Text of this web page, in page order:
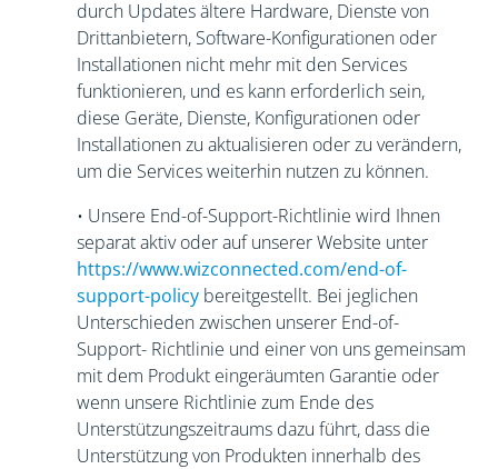
durch Updates ältere Hardware, Dienste von
Drittanbietern, Software-Konfigurationen oder
Installationen nicht mehr mit den Services
funktionieren, und es kann erforderlich sein,
diese Geräte, Dienste, Konfigurationen oder
Installationen zu aktualisieren oder zu verändern,
um die Services weiterhin nutzen zu können.
• Unsere End-of-Support-Richtlinie wird Ihnen
separat aktiv oder auf unserer Website unter
https://www.wizconnected.com/end-of-
support-policybereitgestellt. Bei jeglichen
Unterschieden zwischen unserer End-of-
Support- Richtlinie und einer von uns gemeinsam
mit dem Produkt eingeräumten Garantie oder
wenn unsere Richtlinie zum Ende des
Unterstützungszeitraums dazu führt, dass die
Unterstützung von Produkten innerhalb des